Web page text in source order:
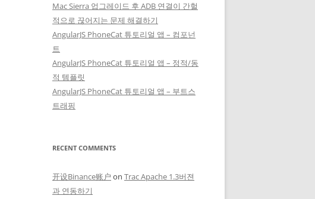
Mac Sierra 업그레이드 후 ADB 연결이 간헐
적으로 끊어지는 문제 해결하기
AngularJS PhoneCat 튜토리얼 앱 – 컴포넌
트
AngularJS PhoneCat 튜토리얼 앱 – 정적/동
적 템플릿
AngularJS PhoneCat 튜토리얼 앱 – 부트스
트래핑
RECENT COMMENTS
开设Binance账户 on Trac Apache 1.3버젼
과 연동하기